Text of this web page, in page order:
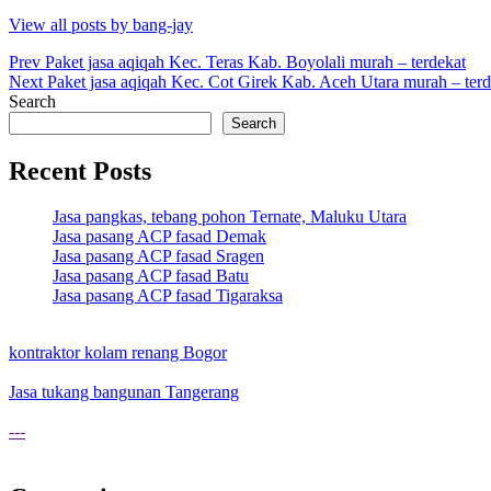
View all posts by bang-jay
Post
navigation
Prev Paket jasa aqiqah Kec. Teras Kab. Boyolali murah – terdekat
Next Paket jasa aqiqah Kec. Cot Girek Kab. Aceh Utara murah –
Search
Search
Recent Posts
Jasa pangkas, tebang pohon Ternate, Maluku Utara
Jasa pasang ACP fasad Demak
Jasa pasang ACP fasad Sragen
Jasa pasang ACP fasad Batu
Jasa pasang ACP fasad Tigaraksa
kontraktor kolam renang Bogor
Jasa tukang bangunan Tangerang
---